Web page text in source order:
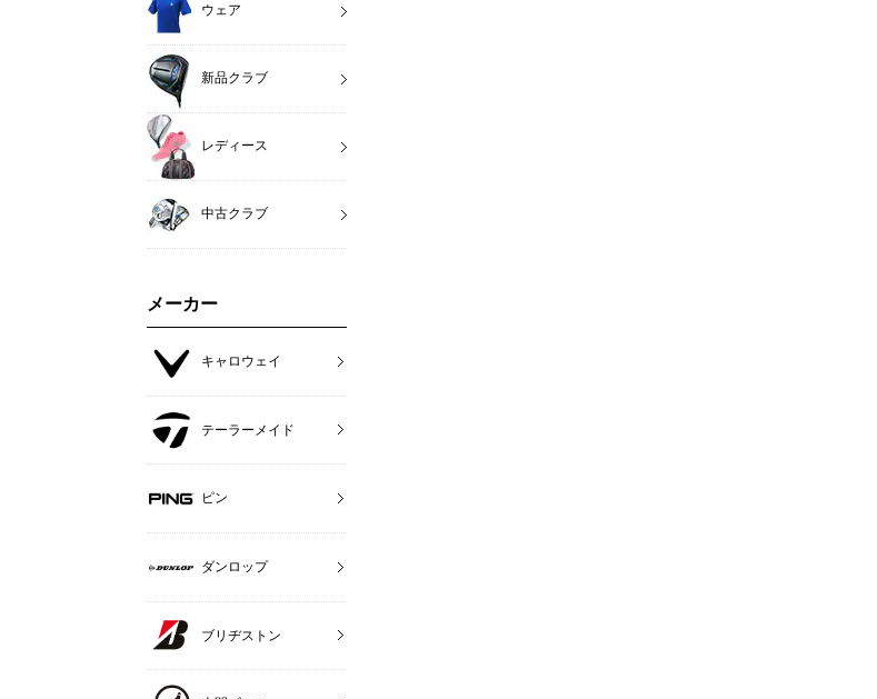
ウェア
新品クラブ
レディース
中古クラブ
メーカー
キャロウェイ
テーラーメイド
ピン
ダンロップ
ブリヂストン